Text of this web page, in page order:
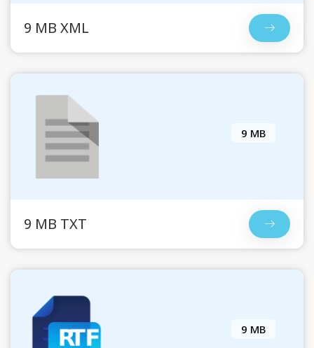
9 MB XML
9 MB
9 MB TXT
9 MB